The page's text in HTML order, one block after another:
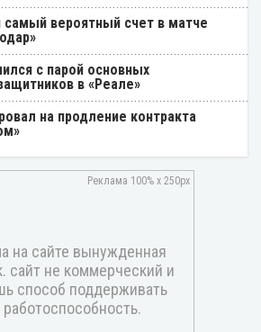
самый вероятный счет в матче
с парой основных
в «Реале»
на продление контракта